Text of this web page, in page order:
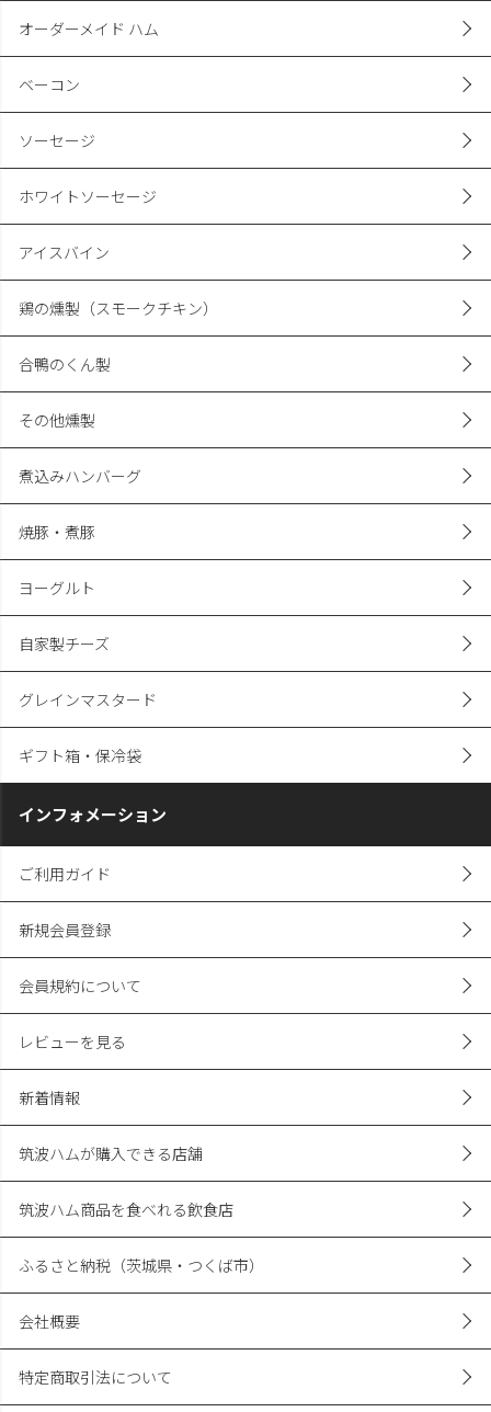
オーダーメイド ハム
ベーコン
ソーセージ
ホワイトソーセージ
アイスバイン
鶏の燻製（スモークチキン）
合鴨のくん製
その他燻製
煮込みハンバーグ
焼豚・煮豚
ヨーグルト
自家製チーズ
グレインマスタード
ギフト箱・保冷袋
インフォメーション
ご利用ガイド
新規会員登録
会員規約について
レビューを見る
新着情報
筑波ハムが購入できる店舗
筑波ハム商品を食べれる飲食店
ふるさと納税（茨城県・つくば市）
会社概要
特定商取引法について